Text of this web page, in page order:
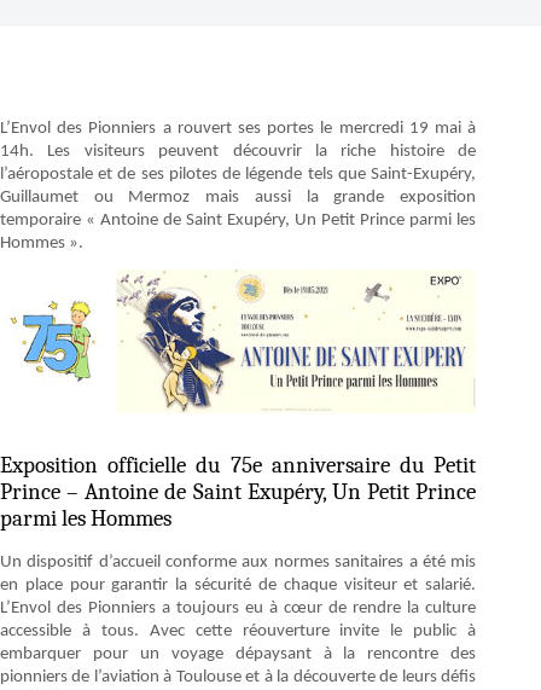
L’Envol des Pionniers a rouvert ses portes le mercredi 19 mai à
14h. Les visiteurs peuvent découvrir la riche histoire de
l’aéropostale et de ses pilotes de légende tels que Saint-Exupéry,
Guillaumet ou Mermoz mais aussi la grande exposition
temporaire « Antoine de Saint Exupéry, Un Petit Prince parmi les
Hommes ».
Exposition officielle du 75e anniversaire du Petit
Prince – Antoine de Saint Exupéry, Un Petit Prince
parmi les Hommes
Un dispositif d’accueil conforme aux normes sanitaires a été mis
en place pour garantir la sécurité de chaque visiteur et salarié.
L’Envol des Pionniers a toujours eu à cœur de rendre la culture
accessible à tous. Avec cette réouverture invite le public à
embarquer pour un voyage dépaysant à la rencontre des
pionniers de l’aviation à Toulouse et à la découverte de leurs défis